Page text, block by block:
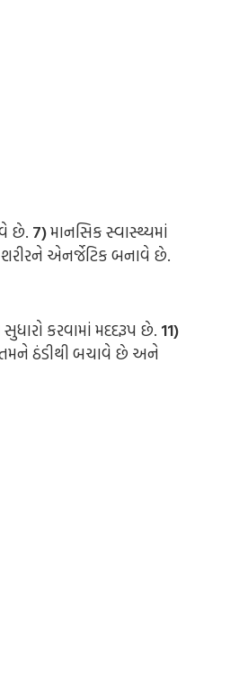
છે. 7)માનસિક સ્વાસ્થ્યમાં
શરીરને એનર્જેટિક બનાવે છે.
કરવામાં મદદરૂપ છે. 11)
તમને ઠંડીથી બચાવે છે અને